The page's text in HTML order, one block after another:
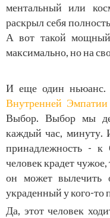
ментальный или
раскрыл себя
А вот такой мощный
максимально, но на
И еще один
Внутренней Эмпатии
Выбор. Выбор мы
каждый час, минуту.
принадлежность -
человек крадет
он может вылечить
украденный у кого-то
Да, этот человек